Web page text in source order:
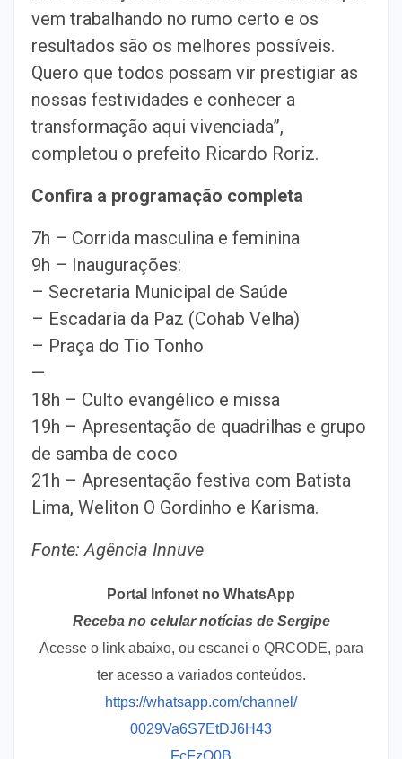
vem trabalhando no rumo certo e os
resultados são os melhores possíveis.
Quero que todos possam vir prestigiar as
nossas festividades e conhecer a
transformação aqui vivenciada”,
completou o prefeito Ricardo Roriz.
Confira a programação completa
7h – Corrida masculina e feminina
9h – Inaugurações:
– Secretaria Municipal de Saúde
– Escadaria da Paz (Cohab Velha)
– Praça do Tio Tonho
—
18h – Culto evangélico e missa
19h – Apresentação de quadrilhas e grupo
de samba de coco
21h – Apresentação festiva com Batista
Lima, Weliton O Gordinho e Karisma.
Fonte: Agência Innuve
Portal Infonet no WhatsApp
Receba no celular notícias de Sergipe
Acesse o link abaixo, ou escanei o QRCODE, para
ter acesso a variados conteúdos.
https://whatsapp.com/channel/
0029Va6S7EtDJ6H43
FcFzQ0B